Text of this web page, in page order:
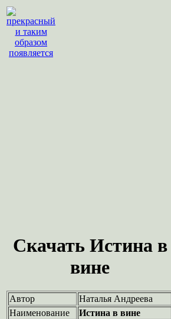
Скачать Истина в
вине
Автор
Наталья Андреева
Наименование
Истина в вине